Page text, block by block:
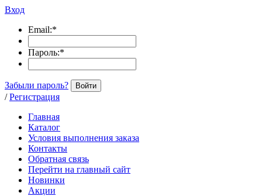
Вход
Email:*
Пароль:*
Забыли пароль? Войти
/ Регистрация
Главная
Каталог
Условия выполнения заказа
Контакты
Обратная связь
Перейти на главный сайт
Новинки
Акции